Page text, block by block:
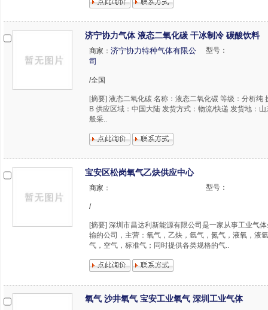
济宁协力气体 液态二氧化碳 干冰制冷 碳酸饮料
商家： 济宁协力特种气体有限公
司
型号：
/全国
[摘要] 液态二氧化碳 名称：液态二氧化碳 等级：分析纯
B 供应区域：中国大陆 发货方式：物流/快递 发货地：
般采..
宝安区松岗氧气乙炔供应中心
商家： 型号：
/
[摘要] 深圳市昌达利新能源有限公司是一家从事工业气
输的公司，主营：氧气，乙炔，氩气，氮气，液氧，液
气，空气，标准气；同时提供各类规格的气..
氧气 沙井氧气 宝安工业氧气 深圳工业气体